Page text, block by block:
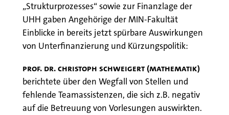
„Strukturprozesses“ sowie zur Finanzlage der
UHH gaben Angehörige der MIN-Fakultät
Einblicke in bereits jetzt spürbare Auswirkungen
von Unterfinanzierung und Kürzungspolitik:
Prof. Dr. Christoph Schweigert (Mathematik)
berichtete über den Wegfall von Stellen und
fehlende Teamassistenzen, die sich z.B. negativ
auf die Betreuung von Vorlesungen auswirkten.